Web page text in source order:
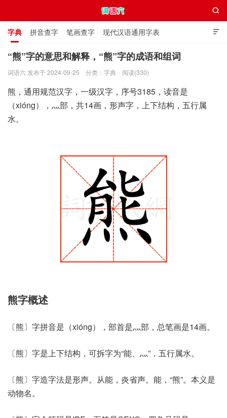

字典 拼音查字 笔画查字 现代汉语通用字表
通用规范汉字表 叠字大全 独体字大全 极简英语词典

“熊”字的意思和解释，“熊”字的成语和组词
词语六 发布于 2024-09-25 分类： 字典 阅读(330)
熊，通用规范汉字，一级汉字，序号3185，读音是
（xióng），灬部，共14画，形声字，上下结构，五行属
水。
熊字概述
〔熊〕字拼音是（xióng），部首是灬部，总笔画是14画。
〔熊〕字是上下结构，可拆字为“能、灬”，五行属水。
〔熊〕字造字法是形声。从能，炎省声。能，“熊”。本义是
动物名。